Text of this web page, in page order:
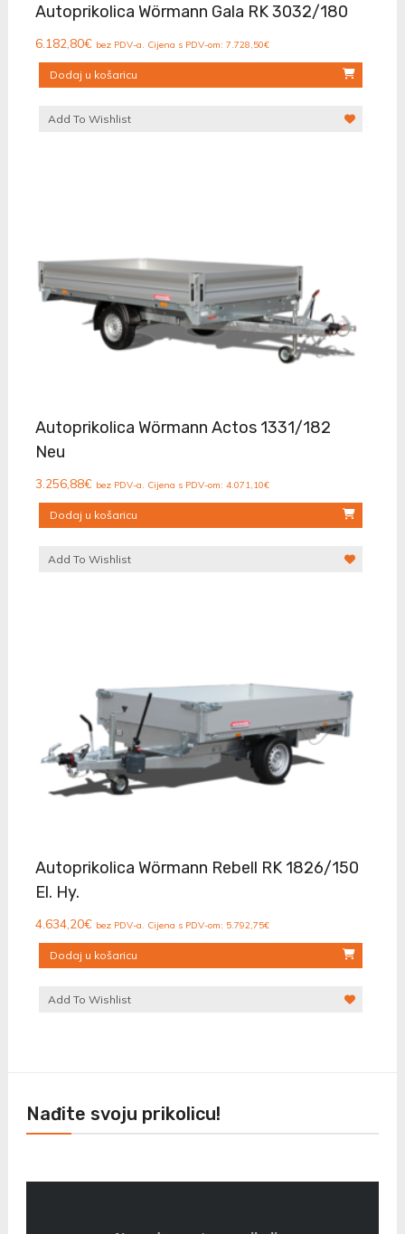
Autoprikolica Wörmann Gala RK 3032/180
6.182,80€ bez PDV-a. Cijena s PDV-om: 7.728,50€
Dodaj u košaricu
Add To Wishlist
Autoprikolica Wörmann Actos 1331/182
Neu
3.256,88€ bez PDV-a. Cijena s PDV-om: 4.071,10€
Dodaj u košaricu
Add To Wishlist
Autoprikolica Wörmann Rebell RK 1826/150
El. Hy.
4.634,20€ bez PDV-a. Cijena s PDV-om: 5.792,75€
Dodaj u košaricu
Add To Wishlist
Nađite svoju prikolicu!